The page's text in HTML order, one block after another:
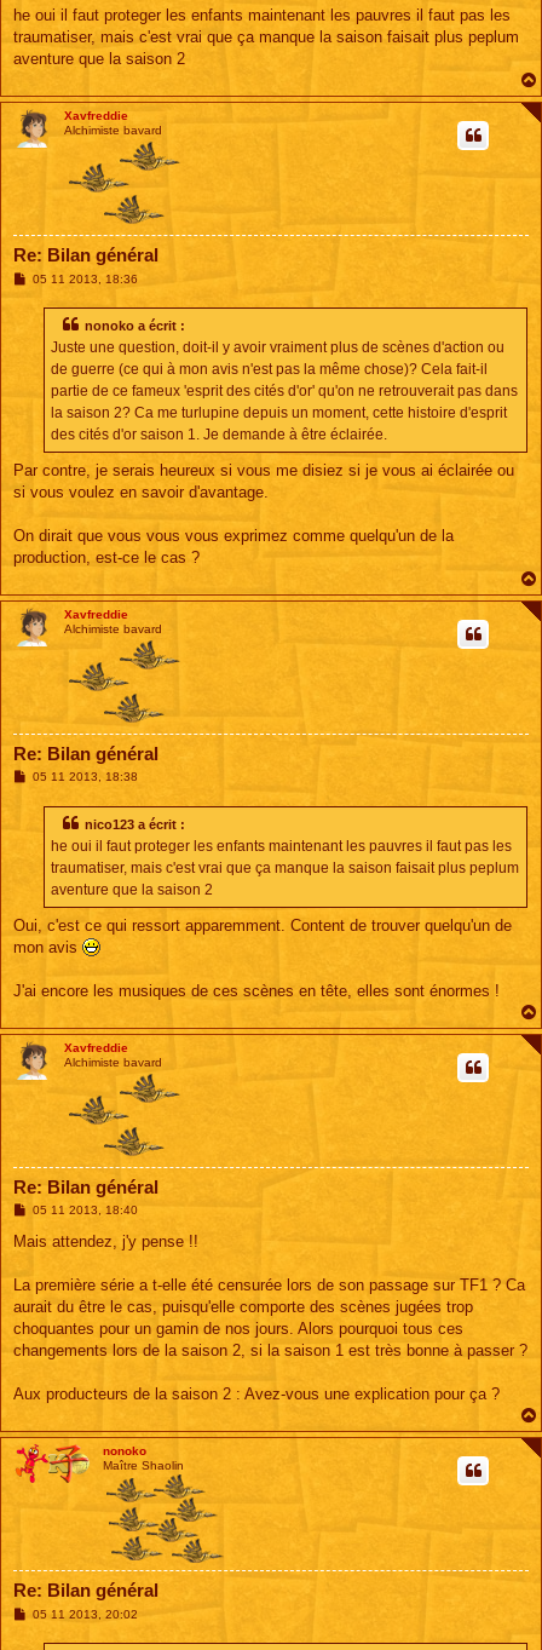
s
a
g
he oui il faut proteger les enfants maintenant les pauvres il faut pas les
traumatiser, mais c'est vrai que ça manque la saison faisait plus peplum
aventure que la saison 2
Xavfreddie
Alchimiste bavard
Re: Bilan général
M05 11 2013, 18:36
nonoko a écrit :
Juste une question, doit-il y avoir vraiment plus de scènes d'action ou
de guerre (ce qui à mon avis n'est pas la même chose)? Cela fait-il
partie de ce fameux 'esprit des cités d'or' qu'on ne retrouverait pas dans
la saison 2? Ca me turlupine depuis un moment, cette histoire d'esprit
des cités d'or saison 1. Je demande à être éclairée.
Par contre, je serais heureux si vous me disiez si je vous ai éclairée ou
si vous voulez en savoir d'avantage.
On dirait que vous vous vous exprimez comme quelqu'un de la
production, est-ce le cas ?
Xavfreddie
Alchimiste bavard
Re: Bilan général
M05 11 2013, 18:38
nico123 a écrit :
he oui il faut proteger les enfants maintenant les pauvres il faut pas les
traumatiser, mais c'est vrai que ça manque la saison faisait plus peplum
aventure que la saison 2
Oui, c'est ce qui ressort apparemment. Content de trouver quelqu'un de
mon avis
J'ai encore les musiques de ces scènes en tête, elles sont énormes !
Xavfreddie
Alchimiste bavard
Re: Bilan général
M
s
g
05 11 2013, 18:40
Mais attendez, j'y pense !!
La première série a t-elle été censurée lors de son passage sur TF1 ? Ca
aurait du être le cas, puisqu'elle comporte des scènes jugées trop
choquantes pour un gamin de nos jours. Alors pourquoi tous ces
changements lors de la saison 2, si la saison 1 est très bonne à passer ?
Aux producteurs de la saison 2 : Avez-vous une explication pour ça ?
nonoko
Maître Shaolin
Re: Bilan général
M05 11 2013, 20:02